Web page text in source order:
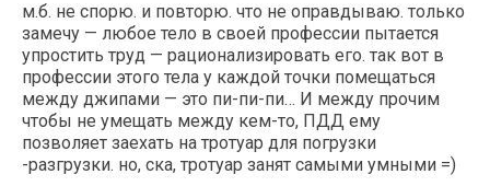
м.б. не спорю. и повторю. что не оправдываю. только
замечу — любое тело в своей профессии пытается
упростить труд — рационализировать его. так вот в
профессии этого тела у каждой точки помещаться
между джипами — это пи-пи-пи… И между прочим
чтобы не умещать между кем-то, ПДД ему
позволяет заехать на тротуар для погрузки
-разгрузки. но, ска, тротуар занят самыми умными =)